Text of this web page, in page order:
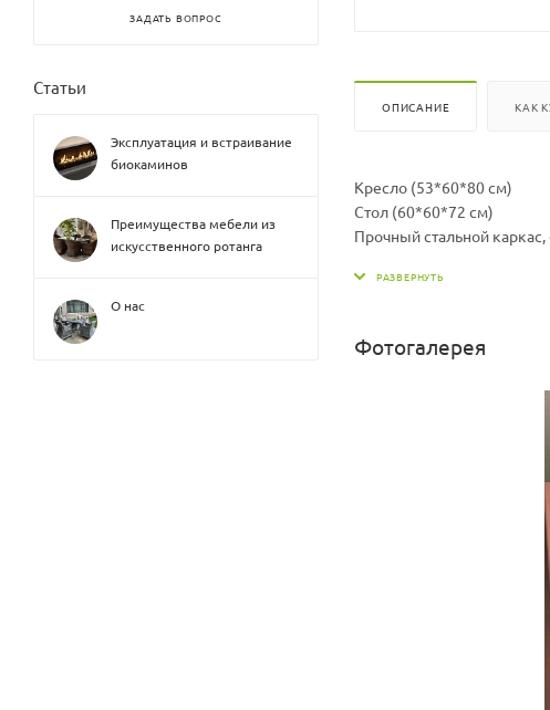
ОПИСАНИЕ КАК
Кресло (53*60*80 см)
Стол (60*60*72 см)
Прочный стальной
Экоротанг высшего
Легко моется.
Фотогалерея
ЗАДАТЬ ВОПРОС
Статьи
Эксплуатация и встраивание
биокаминов
Преимущества мебели из
искусственного ротанга
О нас